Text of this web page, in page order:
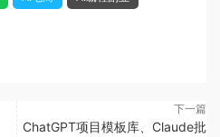
下一篇
ChatGPT项目模板库、Claude批